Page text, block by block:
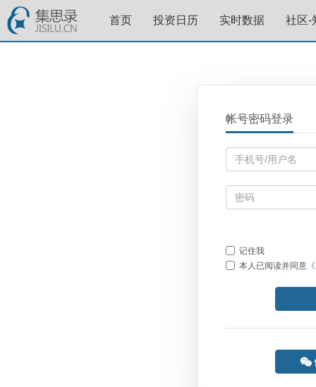
首页 投资日历 实时数据 社区-
帐号密码登录
记住我
本人已阅读并同意
